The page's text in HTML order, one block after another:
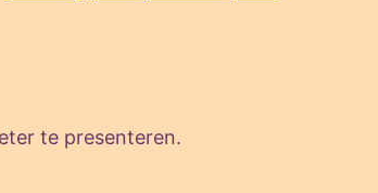
te presenteren.